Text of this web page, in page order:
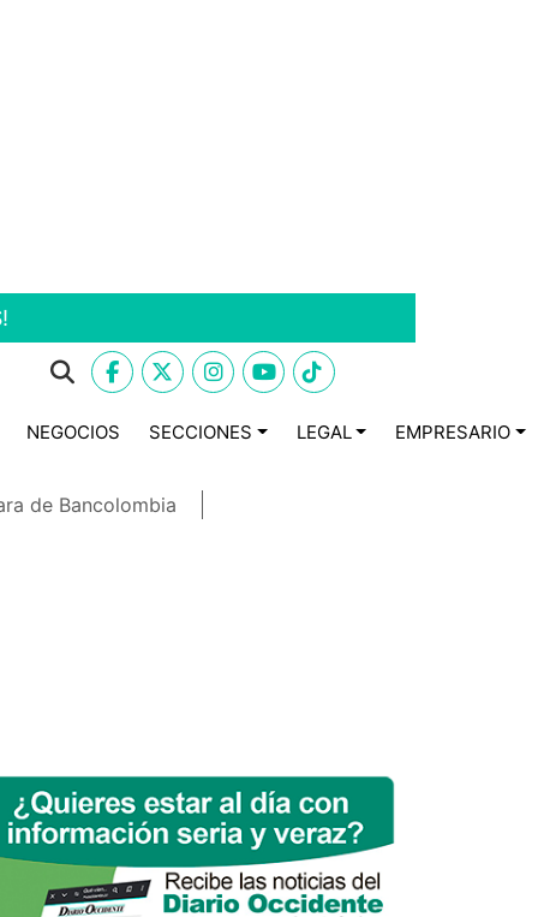
NEGOCIOS SECCIONES LEGAL EMPRESARIO
de Bancolombia